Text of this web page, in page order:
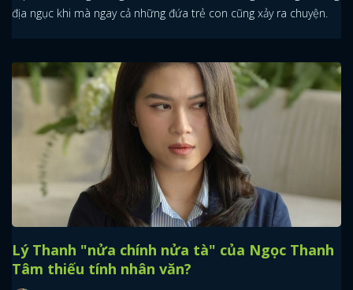
địa ngục khi mà ngay cả những đứa trẻ con cũng xảy ra chuyện.
Lý Thanh "nửa chính nửa tà" của Ngọc Thanh
Tâm thiếu tính nhân văn?